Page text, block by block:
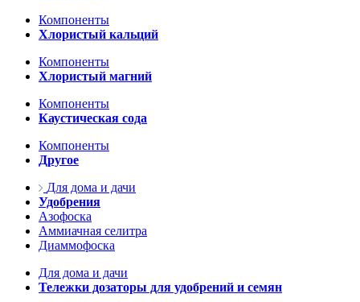
Компоненты
Хлористый кальций
Компоненты
Хлористый магний
Компоненты
Каустическая сода
Компоненты
Другое
Для дома и дачи
Удобрения
Азофоска
Аммиачная селитра
Диаммофоска
Для дома и дачи
Тележки дозаторы для удобрений и семян